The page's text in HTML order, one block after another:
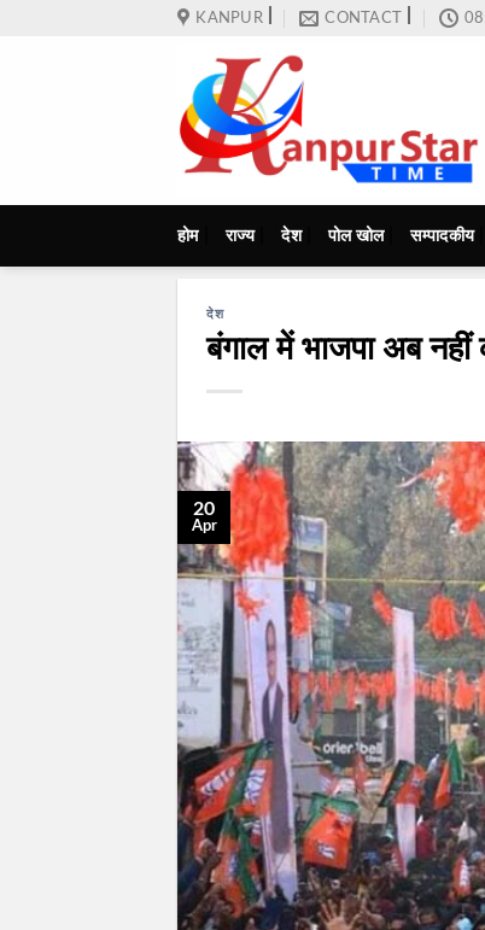
KANPUR CONTACT
होम राज्य देश पोल खोल सम्पादकीय
देश
बंगाल में भाजपा अब नहीं
20
Apr